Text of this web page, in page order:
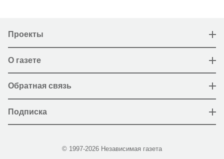
Проекты
О газете
Обратная связь
Подписка
© 1997-2026 Независимая газета